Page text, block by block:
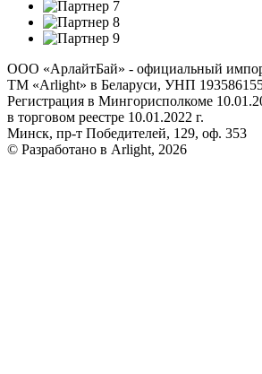
ООО «АрлайтБай» - официальный
ТМ «Arlight» в Беларуси, УНП
Регистрация в Мингорисполкоме
в торговом реестре 10.01.2022 г.
Минск, пр-т Победителей, 129, оф. 353
© Разработано в Arlight, 2026